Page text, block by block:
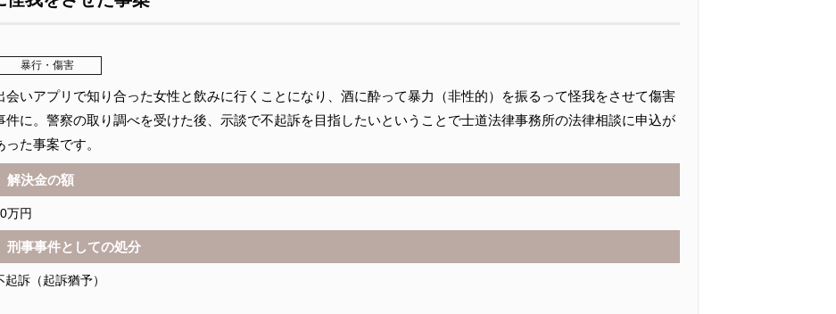
暴行・傷害
会いアプリで知り合った女性と飲みに行くことになり、酒に酔って暴力（非性的）を振るって怪我をさせて傷害
件に。警察の取り調べを受けた後、示談で不起訴を目指したいということで士道法律事務所の法律相談に申込が
った事案です。
解決金の額
万円
刑事事件としての処分
起訴（起訴猶予）